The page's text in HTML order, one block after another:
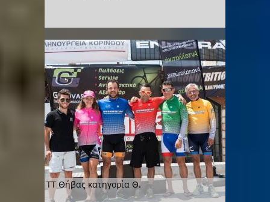
ΤΤ Θήβας κατηγορία Θ.